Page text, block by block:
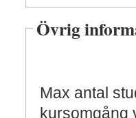
Övrig
Max antal
kursomgång